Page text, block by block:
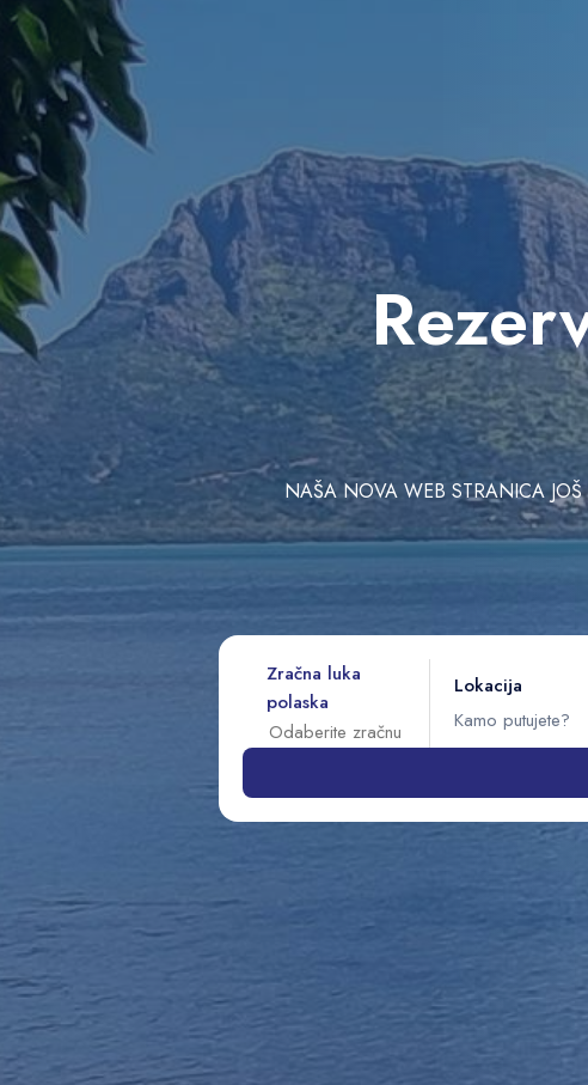
NAŠA NOVA WEB STRANICA
Zračna luka
polaska
Lokacija